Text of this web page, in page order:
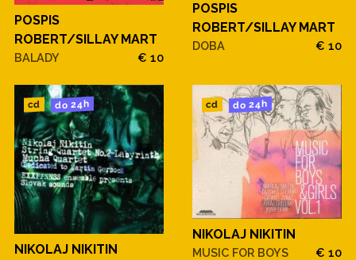
POSPIS
ROBERT/SILLAY MART
BALADY € 10
POSPIS
ROBERT/SILLAY MART
DOBA € 10
cd do 24h
NIKOLAJ NIKITIN
cd do 24h
NIKOLAJ NIKITIN
MUSIC FOR BOYS
€ 10